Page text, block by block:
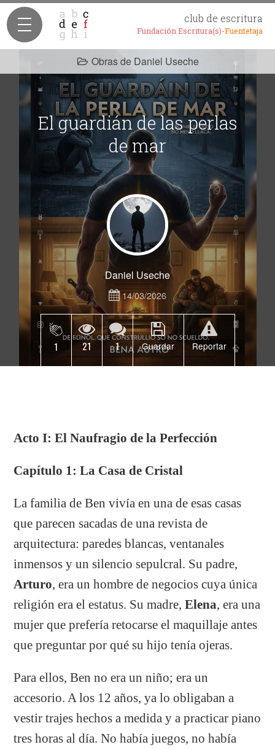
club de escritura
Fundación Escritura(s)-Fuentetaja
Obras de Daniel Useche
El guardián de las perlas
de mar
Daniel Useche
14/03/2026
1 21 1 Guardar Reportar
Acto I: El Naufragio de la Perfección
Capítulo 1: La Casa de Cristal
La familia de Ben vivía en una de esas casas
que parecen sacadas de una revista de
arquitectura: paredes blancas, ventanales
inmensos y un silencio sepulcral. Su padre,
Arturo, era un hombre de negocios cuya única
religión era el estatus. Su madre,Elena, era una
mujer que prefería retocarse el maquillaje antes
que preguntar por qué su hijo tenía ojeras.
Para ellos, Ben no era un niño; era un
accesorio. A los 12 años, ya lo obligaban a
vestir trajes hechos a medida y a practicar piano
tres horas al día. No había juegos, no había